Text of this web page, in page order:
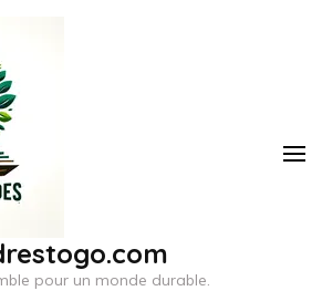
pour un monde durable.